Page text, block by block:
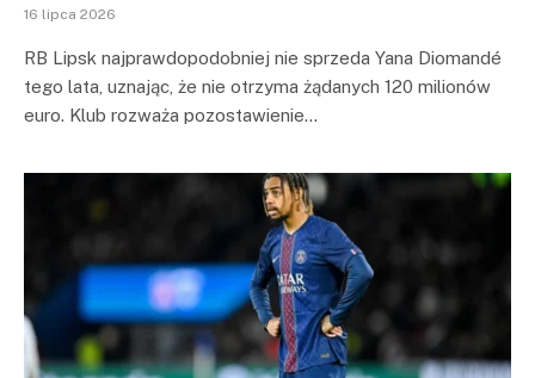
16 lipca 2026
RB Lipsk najprawdopodobniej nie sprzeda Yana Diomandé
tego lata, uznając, że nie otrzyma żądanych 120 milionów
euro. Klub rozważa pozostawienie…